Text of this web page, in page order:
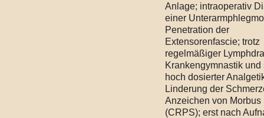
Anlage; intraoperativ
einer
Penetration der
Extensorenfascie; trotz
regelmäßiger
Krankengymnastik und
hoch dosierter
Linderung der
Anzeichen von Morbus
(CRPS); erst nach